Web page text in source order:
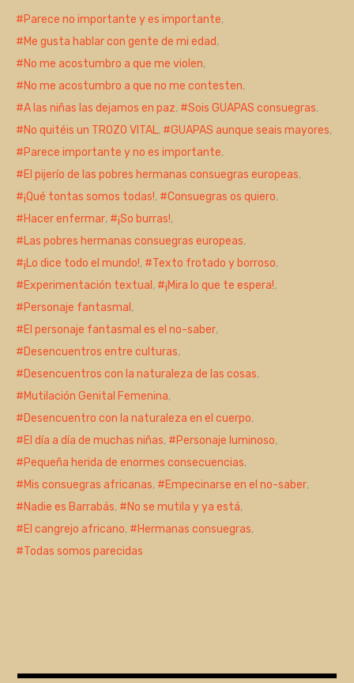
Parece no importante y es importante,
Me gusta hablar con gente de mi edad,
No me acostumbro a que me violen,
No me acostumbro a que no me contesten,
A las niñas las dejamos en paz, Sois GUAPAS consuegras,
No quitéis un TROZO VITAL, GUAPAS aunque seais mayores,
Parece importante y no es importante,
El pijerío de las pobres hermanas consuegras europeas,
¡Qué tontas somos todas!, Consuegras os quiero,
Hacer enfermar, ¡So burras!,
Las pobres hermanas consuegras europeas,
¡Lo dice todo el mundo!, Texto frotado y borroso,
Experimentación textual, ¡Mira lo que te espera!,
Personaje fantasmal,
El personaje fantasmal es el no-saber,
Desencuentros entre culturas,
Desencuentros con la naturaleza de las cosas,
Mutilación Genital Femenina,
Desencuentro con la naturaleza en el cuerpo,
El día a día de muchas niñas, Personaje luminoso,
Pequeña herida de enormes consecuencias,
Mis consuegras africanas, Empecinarse en el no-saber,
Nadie es Barrabás, No se mutila y ya está,
El cangrejo africano, Hermanas consuegras,
Todas somos parecidas